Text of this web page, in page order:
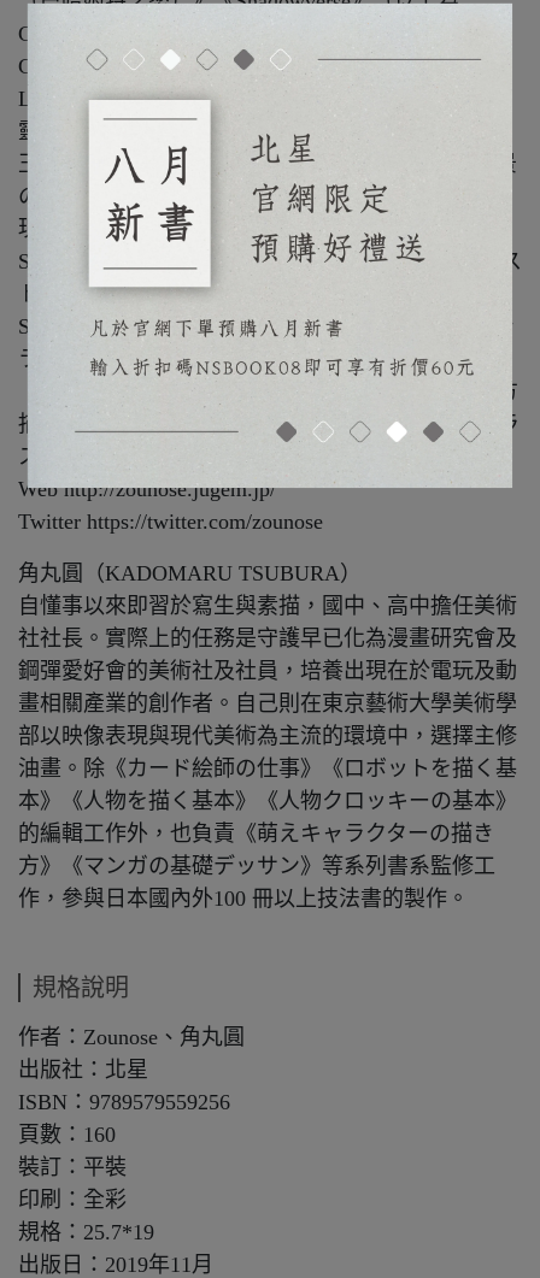
Cygames 公司產品），《御城プロジェクト：RE ∼
CASTLE DEFENSE ∼（御城收藏）》（DMM.com
LABO）等動畫背景設計：《パックワールド（小精
靈世界）》《コング／猿の王者（金剛：猩猩之
王）》等著書（含共同著作）有《ファンタジー風景
の描き方CLlP STUDIO PAINT PRO で空氣感を表
現するテクニック》《フォトバッシュ入門 CLIP
STUDIO PAINT PRO と写真を使って描く風景イラス
ト》《東洋ファンタジ一風景の描き方C LlP
STUDIO PAINT PRO ／EX 空氣感のある背景& キャ
ラのなじませ方》（以上由Hobby Japan 刊行），
《動きのあるポーズの描き方 東方Project 編 東方
描技帖》《東方景技帖 東方Project で学ぶ背景イラ
ストテクニック》（以上由玄光社刊行）等。
Web http://zounose.jugem.jp/
Twitter https://twitter.com/zounose
角丸圓（KADOMARU TSUBURA）
自懂事以來即習於寫生與素描，國中、高中擔任美術
社社長。實際上的任務是守護早已化為漫畫研究會及
鋼彈愛好會的美術社及社員，培養出現在於電玩及動
畫相關產業的創作者。自己則在東京藝術大學美術學
部以映像表現與現代美術為主流的環境中，選擇主修
油畫。除《カード絵師の仕事》《ロボットを描く基
本》《人物を描く基本》《人物クロッキーの基本》
的編輯工作外，也負責《萌えキャラクターの描き
方》《マンガの基礎デッサン》等系列書系監修工
作，參與日本國內外100 冊以上技法書的製作。
規格說明
作者：Zounose、角丸圓
出版社：北星
ISBN：9789579559256
頁數：160
裝訂：平裝
印刷：全彩
規格：25.7*19
出版日：2019年11月